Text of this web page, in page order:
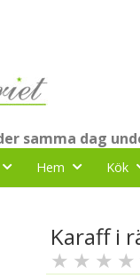
samma dag
Hem Kök
Karaff i
★ ★ ★ ★